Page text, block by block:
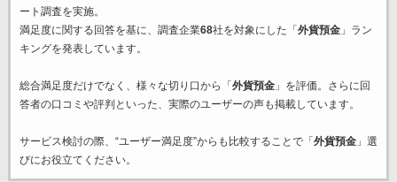
ート調査を実施。
満足度に関する回答を基に、調査企業68社を対象にした「 外貨預金」ラン
キングを発表しています。
総合満足度だけでなく、様々な切り口から「 外貨預金」を評価。さらに回
答者の口コミや評判といった、実際のユーザーの声も掲載しています。
サービス検討の際、“ユーザー満足度”からも比較することで「 外貨預金」選
びにお役立てください。